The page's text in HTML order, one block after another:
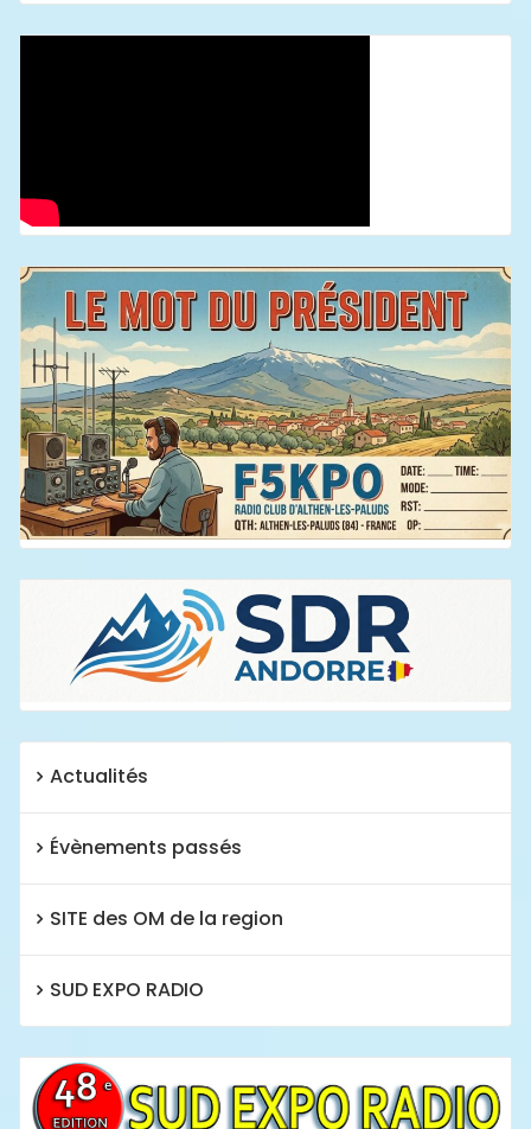
Actualités
Évènements passés
SITE des OM de la region
SUD EXPO RADIO